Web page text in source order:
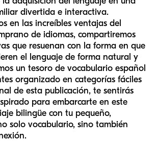
divertida e interactiva.
en las increíbles ventajas del
de idiomas, compartiremos
que resuenan con la forma en que
el lenguaje de forma natural y
un tesoro de vocabulario español
organizado en categorías fáciles
de esta publicación, te sentirás
para embarcarte en este
bilingüe con tu pequeño,
solo vocabulario, sino también